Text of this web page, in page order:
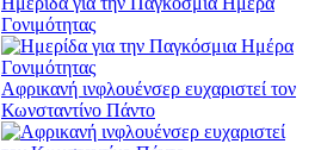
Γονιμότητας
Αφρικανή ινφλουένσερ ευχαριστεί τον
Κωνσταντίνο Πάντο